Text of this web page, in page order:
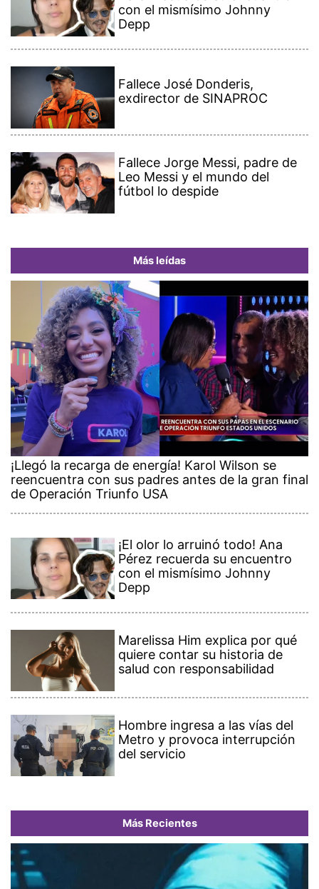
con el mismísimo Johnny
Depp
Fallece José Donderis,
exdirector de SINAPROC
Fallece Jorge Messi, padre de
Leo Messi y el mundo del
fútbol lo despide
Más leídas
¡Llegó la recarga de energía! Karol Wilson se
reencuentra con sus padres antes de la gran final
de Operación Triunfo USA
¡El olor lo arruinó todo! Ana
Pérez recuerda su encuentro
con el mismísimo Johnny
Depp
Marelissa Him explica por qué
quiere contar su historia de
salud con responsabilidad
Hombre ingresa a las vías del
Metro y provoca interrupción
del servicio
Más Recientes